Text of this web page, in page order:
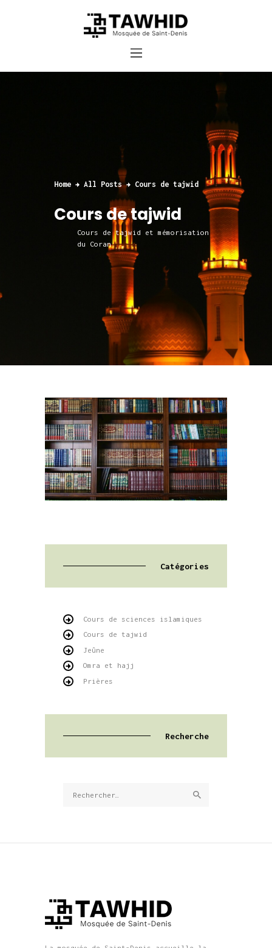
Home All Posts Cours de tajwid
Cours de tajwid
Cours de tajwid et mémorisation
du Coran
Catégories
Cours de sciences islamiques
Cours de tajwid
Jeûne
Omra et hajj
Prières
Recherche